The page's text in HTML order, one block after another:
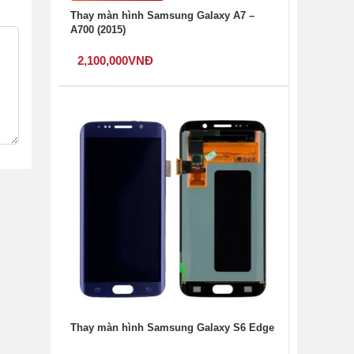
Thay màn hình Samsung Galaxy A7 –
A700 (2015)
2,100,000VNĐ
Thay màn hình Samsung Galaxy S6 Edge